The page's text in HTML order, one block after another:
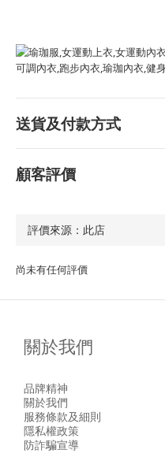
送貨及付款方式
顧客評價
尚未有任何評價
關於我們
品牌精神
關於我們
服務條款及細則
隱私權政策
防詐騙宣導